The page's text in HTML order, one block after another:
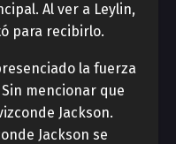
Al ver a Leylin,
para recibirlo.
la fuerza
mencionar que
Jackson.
Jackson se